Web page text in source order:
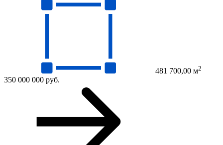
481 700,00 м2
350 000 000 руб.